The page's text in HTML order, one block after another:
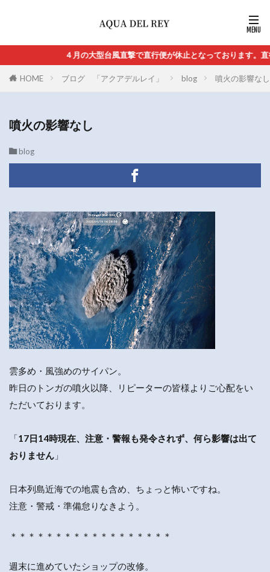
４月の大型台風直撃で直行便が休止となっております。直行便の
HOME ブログ 「アクアデルレイ」 blog 噴火の影響なし
噴火の影響なし
blog
雲多め・風強めのサイパン。
昨日のトンガの噴火以降、リピーターの皆様よりご心配をい
ただいております。
「17日14時現在、注意・警報も発令されず、何ら影響は出て
おりません 」
日本列島近海での地震も含め、ちょっと怖いですね。
注意・警戒・準備怠りなきよう。
＊＊＊＊＊＊＊＊＊＊＊＊＊＊＊＊＊＊
週末に進めていたショップの改修。